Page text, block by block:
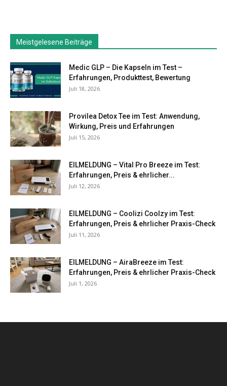
Meistgelesene Beiträge
Medic GLP – Die Kapseln im Test –
Erfahrungen, Produkttest, Bewertung
Juli 18, 2026
Provilea Detox Tee im Test: Anwendung,
Wirkung, Preis und Erfahrungen
Juli 15, 2026
EILMELDUNG – Vital Pro Breeze im Test:
Erfahrungen, Preis & ehrlicher...
Juli 12, 2026
EILMELDUNG – Coolizi Coolzy im Test:
Erfahrungen, Preis & ehrlicher Praxis-Check
Juli 11, 2026
EILMELDUNG – AiraBreeze im Test:
Erfahrungen, Preis & ehrlicher Praxis-Check
Juli 1, 2026